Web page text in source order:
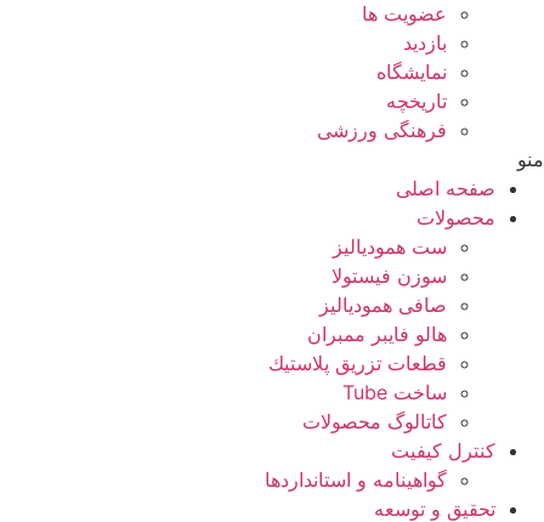
عضویت ها
بازدید
نمایشگاه
تاريخچه
فرهنگی ورزشی
منو
صفحه اصلی
محصولات
ست همودیالیز
سوزن فیستولا
صافی همودیالیز
هالو فایبر ممبران
قطعات تزريق پلاستيك
ساخت Tube
کاتالوگ محصولات
کنترل کیفیت
گواهينامه و استانداردها
تحقيق و توسعه